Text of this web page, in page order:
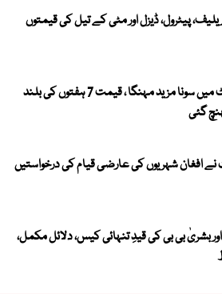
پیٹرول، ڈیزل اور مٹی کے تیل کی قیمتوں
عالمی مارکیٹ میں سونا مزید مہنگا ، قیمت 7 ہفتوں کی بلند
گئی
نے افغان شہریوں کی عارضی قیام کی درخواستیں
اور بشریٰ بی بی کی قیدِ تنہائی کیس، دلائل مکمل،